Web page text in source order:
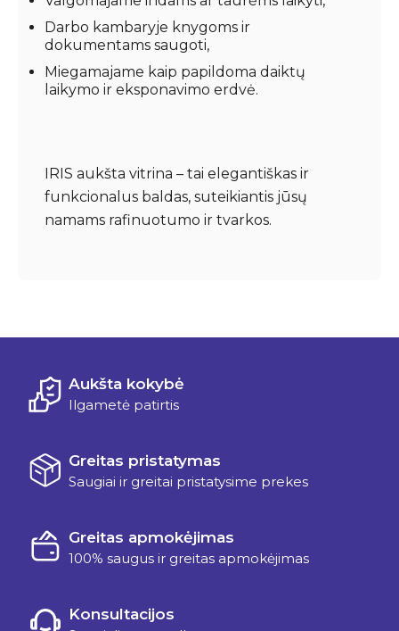
Darbo kambaryje knygoms ir
dokumentams saugoti,
Miegamajame kaip papildoma daiktų
laikymo ir eksponavimo erdvė.
IRIS aukšta vitrina – tai elegantiškas ir
funkcionalus baldas, suteikiantis jūsų
namams rafinuotumo ir tvarkos.
Aukšta kokybė
Ilgametė patirtis
Greitas pristatymas
Saugiai ir greitai pristatysime prekes
Greitas apmokėjimas
100% saugus ir greitas apmokėjimas
Konsultacijos